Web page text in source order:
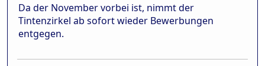
Da der November vorbei ist, nimmt der
Tintenzirkel ab sofort wieder Bewerbungen
entgegen.